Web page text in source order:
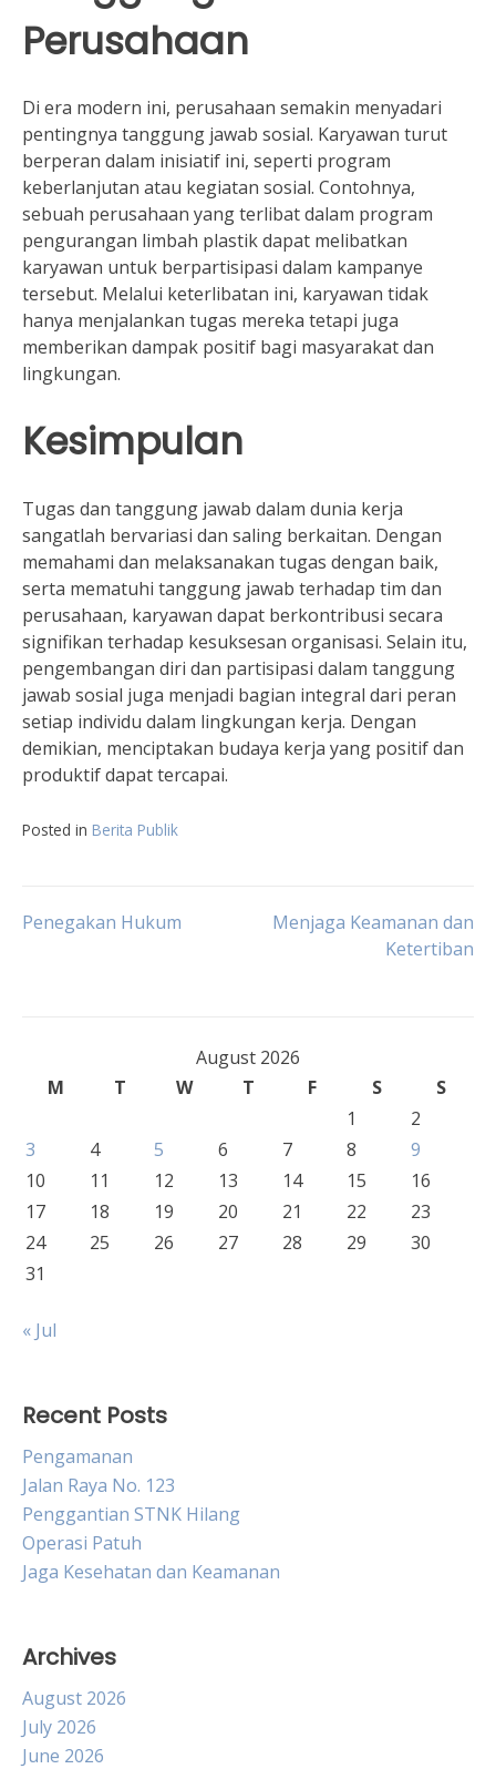
Perusahaan
Di era modern ini, perusahaan semakin menyadari
pentingnya tanggung jawab sosial. Karyawan turut
berperan dalam inisiatif ini, seperti program
keberlanjutan atau kegiatan sosial. Contohnya,
sebuah perusahaan yang terlibat dalam program
pengurangan limbah plastik dapat melibatkan
karyawan untuk berpartisipasi dalam kampanye
tersebut. Melalui keterlibatan ini, karyawan tidak
hanya menjalankan tugas mereka tetapi juga
memberikan dampak positif bagi masyarakat dan
lingkungan.
Kesimpulan
Tugas dan tanggung jawab dalam dunia kerja
sangatlah bervariasi dan saling berkaitan. Dengan
memahami dan melaksanakan tugas dengan baik,
serta mematuhi tanggung jawab terhadap tim dan
perusahaan, karyawan dapat berkontribusi secara
signifikan terhadap kesuksesan organisasi. Selain itu,
pengembangan diri dan partisipasi dalam tanggung
jawab sosial juga menjadi bagian integral dari peran
setiap individu dalam lingkungan kerja. Dengan
demikian, menciptakan budaya kerja yang positif dan
produktif dapat tercapai.
Posted in Berita Publik
Post
Penegakan Hukum
Menjaga Keamanan dan
Ketertiban
August 2026
M
T W T F S
S
1
2
3
4 5 6 7 8
9
10
11 12 13 14 15
16
17
18 19 20 21 22
23
24
25 26 27 28 29
30
31
« Jul
Recent Posts
Pengamanan
Jalan Raya No. 123
Penggantian STNK Hilang
Operasi Patuh
Jaga Kesehatan dan Keamanan
Archives
August 2026
July 2026
June 2026